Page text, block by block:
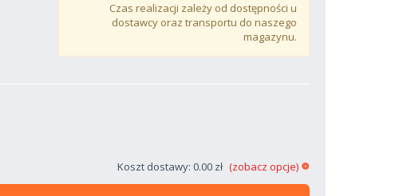
Czas realizacji zależy od dostępności u
dostawcy oraz transportu do naszego
magazynu.
Koszt dostawy: 0.00 zł (zobacz opcje)